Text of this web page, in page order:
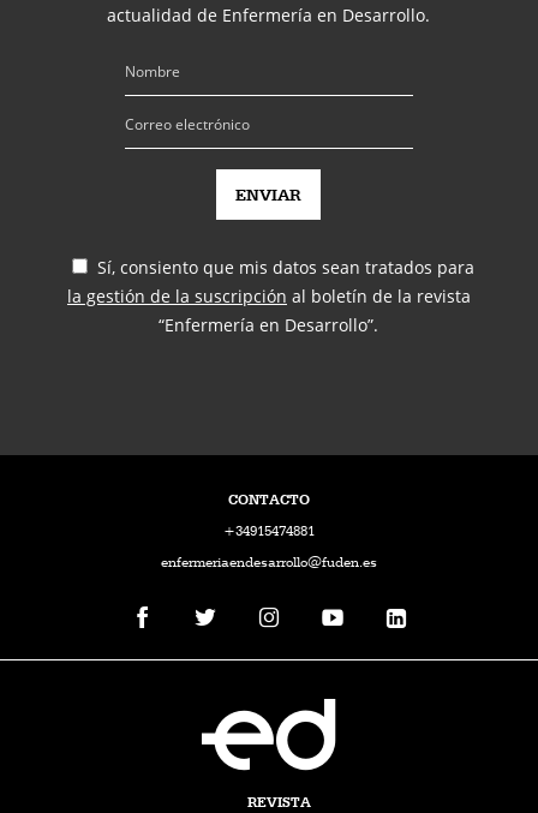
actualidad de Enfermería en Desarrollo.
Sí, consiento que mis datos sean tratados para
la gestión de la suscripción al boletín de la revista
“Enfermería en Desarrollo”.
CONTACTO
+34915474881
enfermeriaendesarrollo@fuden.es
REVISTA